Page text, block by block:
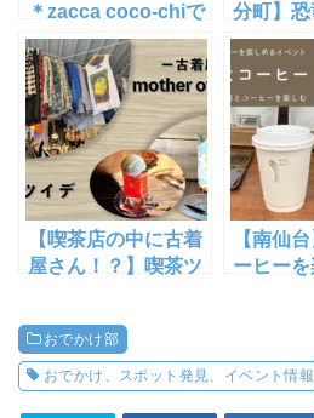
＊zacca coco-chiで
猫やパンダの動物グ
ッズにほっこり【仙
台市青葉区一番町】
分町】
出迎え
poddy
kawaii！
セサリ
ちゃさ
【喫茶店の中に古着
屋さん！？】喫茶ツ
東仙台】
【南仙
ーヒー
おでかけ部
おでかけ、スポット発見、イベント情報